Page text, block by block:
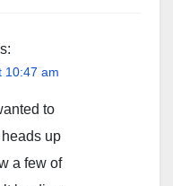
10:47 am
to
up
a few of